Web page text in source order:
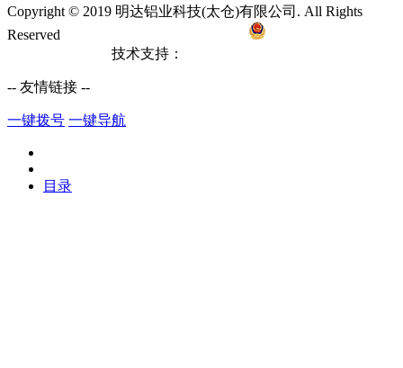
Copyright © 2019 明达铝业科技(太仓)有限公司. All Rights
Reserved
技术支持：
-- 友情链接 --
一键拨号 一键导航
目录